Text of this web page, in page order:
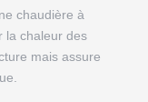
chaudière à
la chaleur des
mais assure